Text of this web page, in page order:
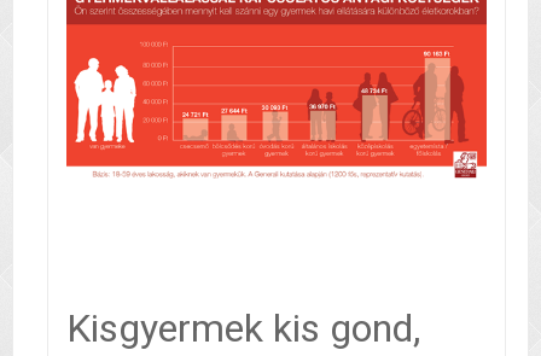
Kisgyermek kis gond,